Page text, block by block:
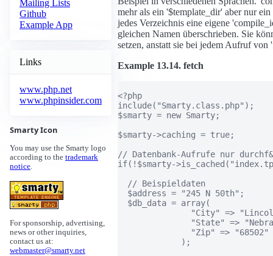
Mailing Lists
Github
Example App
Links
www.php.net
www.phpinsider.com
Smarty Icon
You may use the Smarty logo
according to the trademark
notice.
For sponsorship, advertising,
news or other inquiries,
contact us at:
webmaster@smarty.net
mehr als ein '$template_dir' aber nur
jedes Verzeichnis eine eigene
gleichen Namen überschrieben. Sie
setzen, anstatt sie bei jedem Aufruf von
Example 13.14. fetch
<?php
include("Smarty.class.php");
$smarty = new Smarty;
$smarty->caching = true;
// Datenbank-Aufrufe nur
if(!$smarty-
  // Beispieldaten
  $address = "245 N 50th";
  $db_data = array(
"City" =>
"State" =>
               "Zip" => "68502"
             );